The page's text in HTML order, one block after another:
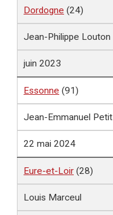
Dordogne (24)
Jean-Philippe Louton
juin 2023
Essonne (91)
Jean-Emmanuel Petit
22 mai 2024
Eure-et-Loir (28)
Louis Marceul